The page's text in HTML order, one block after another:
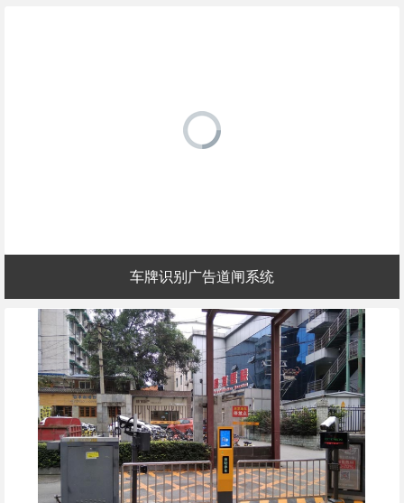
车牌识别广告道闸系统